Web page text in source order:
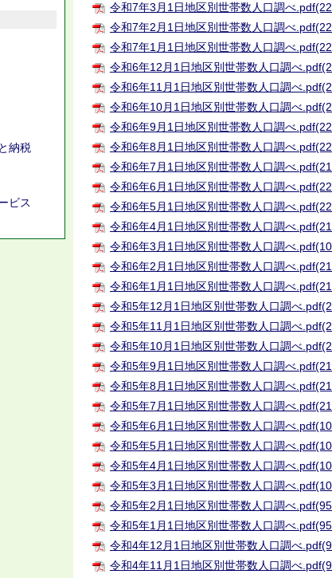
納税
ビス
令和7年3月1日地区別世帯数人口調べ
令和7年2月1日地区別世帯数人口調べ
令和7年1月1日地区別世帯数人口調べ
令和6年12月1日地区別世帯数人口調べ
令和6年11月1日地区別世帯数人口調べ
令和6年10月1日地区別世帯数人口調べ
令和6年9月1日地区別世帯数人口調べ
令和6年8月1日地区別世帯数人口調べ
令和6年7月1日地区別世帯数人口調べ
令和6年6月1日地区別世帯数人口調べ
令和6年5月1日地区別世帯数人口調べ
令和6年4月1日地区別世帯数人口調べ
令和6年3月1日地区別世帯数人口調べ
令和6年2月1日地区別世帯数人口調べ
令和6年1月1日地区別世帯数人口調べ
令和5年12月1日地区別世帯数人口調べ
令和5年11月1日地区別世帯数人口調べ
令和5年10月1日地区別世帯数人口調べ
令和5年9月1日地区別世帯数人口調べ
令和5年8月1日地区別世帯数人口調べ
令和5年7月1日地区別世帯数人口調べ
令和5年6月1日地区別世帯数人口調べ
令和5年5月1日地区別世帯数人口調べ
令和5年4月1日地区別世帯数人口調べ
令和5年3月1日地区別世帯数人口調べ
令和5年2月1日地区別世帯数人口調べ
令和5年1月1日地区別世帯数人口調べ
令和4年12月1日地区別世帯数人口調べ
令和4年11月1日地区別世帯数人口調べ